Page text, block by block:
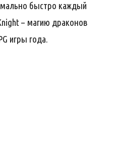
быстро каждый
– магию драконов
игры года.